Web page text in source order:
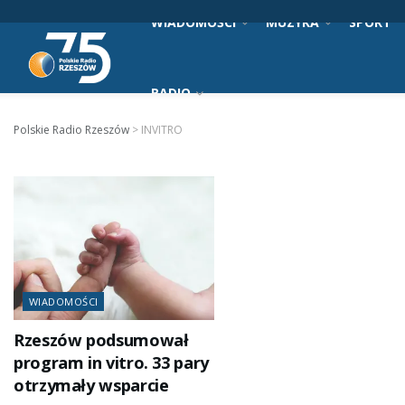
WIADOMOŚCI MUZYKA SPORT
RADIO
Polskie Radio Rzeszów > INVITRO
WIADOMOŚCI
Rzeszów podsumował
program in vitro. 33 pary
otrzymały wsparcie